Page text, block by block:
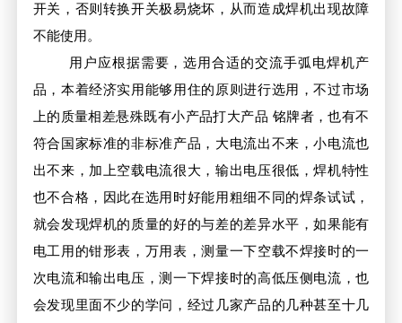
开关，否则转换开关极易烧坏，从而造成焊机出现故障
不能使用。
用户应根据需要，选用合适的交流手弧电焊机产
品，本着经济实用能够用住的原则进行选用，不过市场
上的质量相差悬殊既有小产品打大产品 铭牌者，也有不
符合国家标准的非标准产品，大电流出不来，小电流也
出不来，加上空载电流很大，输出电压很低，焊机特性
也不合格，因此在选用时好能用粗细不同的焊条试试，
就会发现焊机的质量的好的与差的差异水平，如果能有
电工用的钳形表，万用表，测量一下空载不焊接时的一
次电流和输出电压，测一下焊接时的高低压侧电流，也
会发现里面不少的学问，经过几家产品的几种甚至十几